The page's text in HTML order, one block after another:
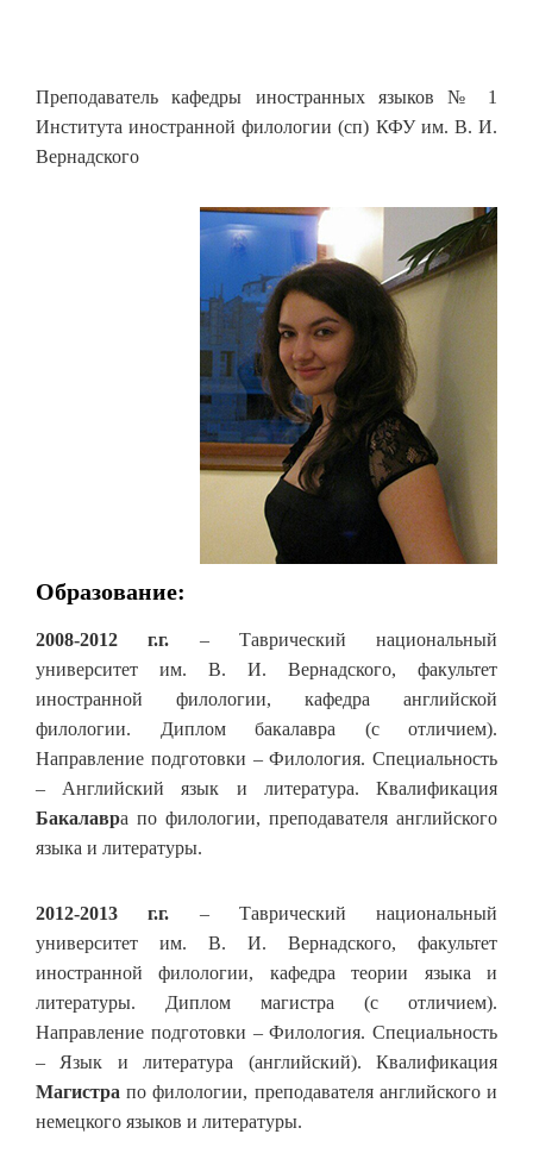
Преподаватель кафедры иностранных языков № 1
Института иностранной филологии (сп) КФУ им. В. И.
Вернадского
Образование:
2008-2012 г.г. – Таврический национальный
университет им. В. И. Вернадского, факультет
иностранной филологии, кафедра английской
филологии. Диплом бакалавра (с отличием).
Направление подготовки – Филология. Специальность
– Английский язык и литература. Квалификация
Бакалавра по филологии, преподавателя английского
языка и литературы.
2012-2013 г.г. – Таврический национальный
университет им. В. И. Вернадского, факультет
иностранной филологии, кафедра теории языка и
литературы. Диплом магистра (с отличием).
Направление подготовки – Филология. Специальность
– Язык и литература (английский). Квалификация
Магистра по филологии, преподавателя английского и
немецкого языков и литературы.